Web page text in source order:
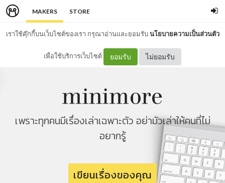
MAKERS STORE
เราใช้คุ๊กกี้บนเว็บไซต์ของเรา กรุณาอ่านและยอมรับนโยบายความเป็นส่วนตัว
เพื่อใช้บริการเว็บไซต์ ยอมรับ ไม่ยอมรับ
เพราะทุกคนมีเรื่องเล่าเฉพาะตัว อย่ามัวเล่าให้คนที่ไม่
อยากรู้
เขียนเรื่องของคุณ